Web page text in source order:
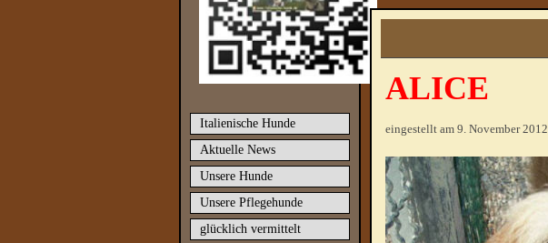
Italienische Hunde
Aktuelle News
Unsere Hunde
Unsere Pflegehunde
glücklich vermittelt
ALICE
eingestellt am 9. November 2012